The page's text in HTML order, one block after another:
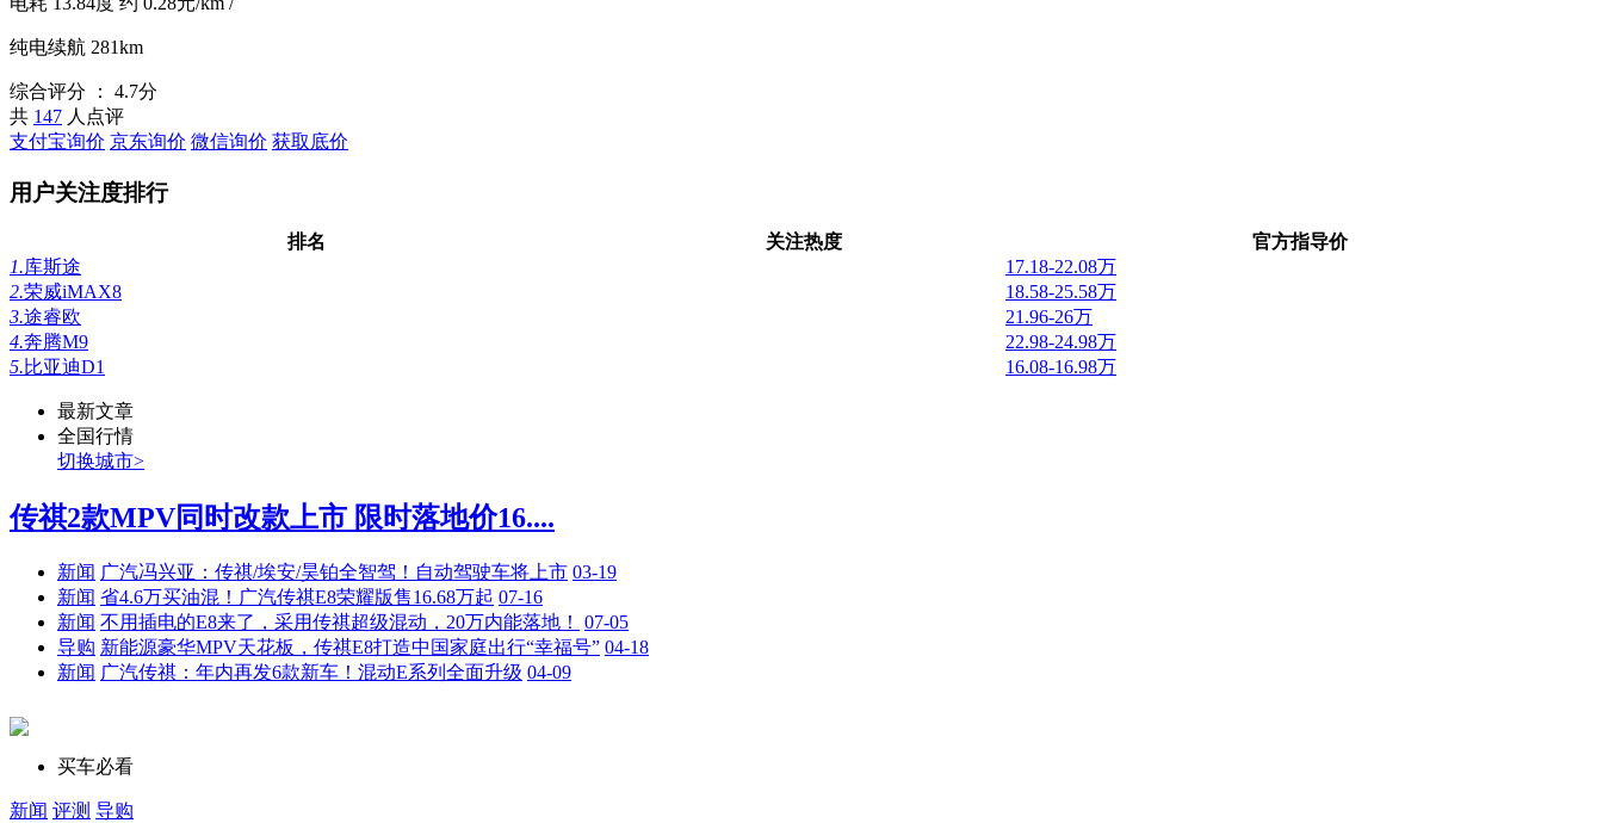
纯电续航 281km
综合评分 ：
4.7分
共 147 人点评
支付宝询价 京东询价 微信询价 获取底价
用户关注度排行
排名 关注热度
官方指导价
1.库斯途
17.18-22.08万
2.荣威iMAX8
18.58-25.58万
3.途睿欧
21.96-26万
4.奔腾M9
22.98-24.98万
5.比亚迪D1 16.08-16.98万
最新文章
全国行情
切换城市>
传祺2款MPV同时改款上市 限时落地价16....
新闻 广汽冯兴亚：传祺/埃安/昊铂全智驾！自动驾驶车将上市 03-19
新闻 省4.6万买油混！广汽传祺E8荣耀版售16.68万起 07-16
新闻 不用插电的E8来了，采用传祺超级混动，20万内能落地！
07-05
导购 新能源豪华MPV天花板，传祺E8打造中国家庭出行“幸福号” 04-18
新闻 广汽传祺：年内再发6款新车！混动E系列全面升级 04-09
买车必看
新闻 评测 导购